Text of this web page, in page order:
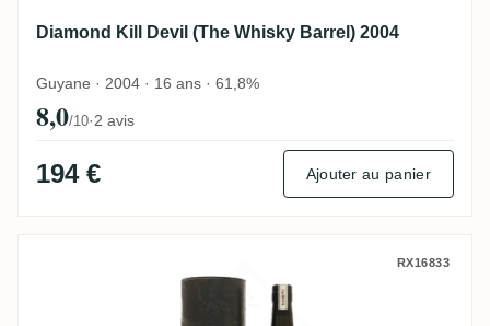
Diamond Kill Devil (The Whisky Barrel) 2004
Guyane · 2004 · 16 ans · 61,8%
8,0/10·2 avis
194 € Ajouter au panier
RX16833